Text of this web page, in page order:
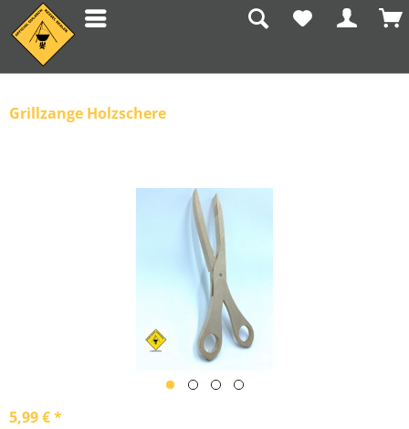
Grillzange Holzschere
5,99 € *